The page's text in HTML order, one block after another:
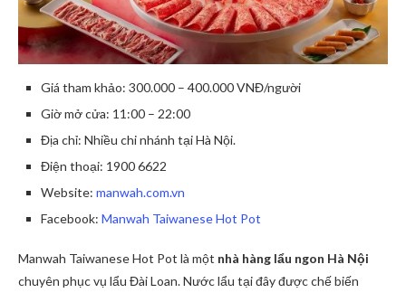
Giá tham khảo: 300.000 – 400.000 VNĐ/người
Giờ mở cửa: 11:00 – 22:00
Địa chỉ: Nhiều chi nhánh tại Hà Nội.
Điện thoại: 1900 6622
Website: manwah.com.vn
Facebook: Manwah Taiwanese Hot Pot
Manwah Taiwanese Hot Pot là một nhà hàng lẩu ngon Hà Nội
chuyên phục vụ lẩu Đài Loan. Nước lẩu tại đây được chế biến